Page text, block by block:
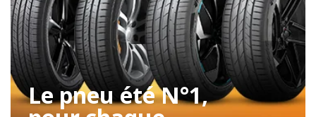
Le pneu été N°1,